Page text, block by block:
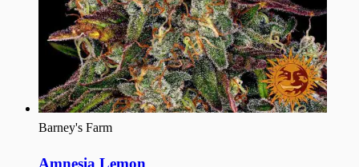
Barney's Farm
Amnesia Lemon